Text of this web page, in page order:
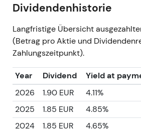
Dividendenhistorie
Langfristige Übersicht
(Betrag pro Aktie und
Zahlungszeitpunkt).
Year Dividend Yield at
2026
1.90 EUR 4.11%
2025
1.85 EUR
4.85%
2024
1.85 EUR
4.65%